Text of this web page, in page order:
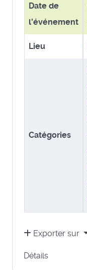
Date de
l'événement
Lieu
Catégories
Exporter sur
Détails